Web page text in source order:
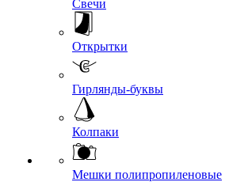
Свечи
Открытки
Гирлянды-буквы
Колпаки
Мешки полипропиленовые